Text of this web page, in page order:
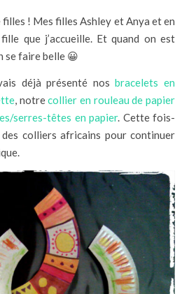
que j’accueille. Et quand on est
se faire belle 😀
déjà présenté nosbracelets en
, notrecollier en rouleau de papier
serres-têtes en papier. Cette fois-
colliers africains pour continuer